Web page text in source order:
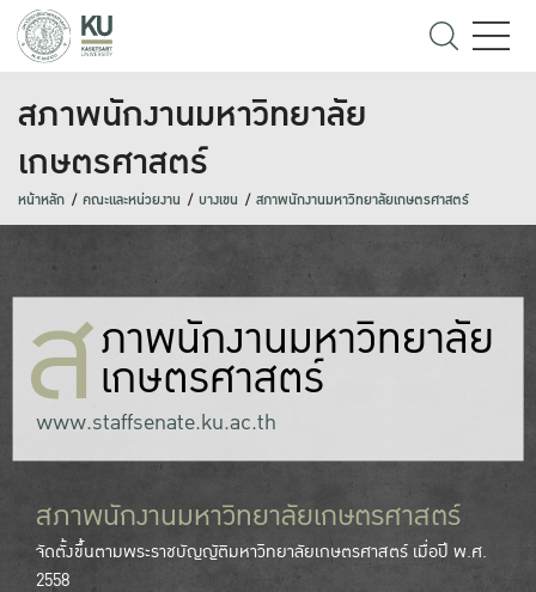
สภาพนักงานมหาวิทยาลัย
เกษตรศาสตร์
หน้าหลัก คณะและหน่วยงาน บางเขน สภาพนักงานมหาวิทยาลัยเกษตรศาสตร์
สภาพนักงานมหาวิทยาลัย
เกษตรศาสตร์
www.staffsenate.ku.ac.th
สภาพนักงานมหาวิทยาลัยเกษตรศาสตร์
จัดตั้งขึ้นตามพระราชบัญญัติมหาวิทยาลัยเกษตรศาสตร์ เมื่อปี พ.ศ.
2558